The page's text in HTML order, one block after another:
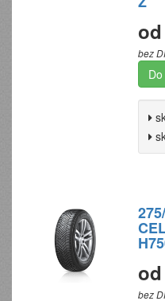
od
bez
od
bez